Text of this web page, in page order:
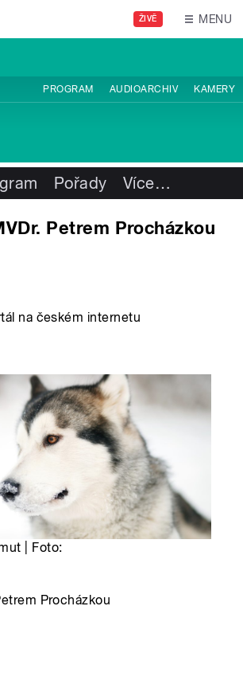
ŽIVĚ MENU
PROGRAM AUDIOARCHIV KAMERY
Pořady Více…
Petrem Procházkou
na českém internetu
| Foto:
Procházkou